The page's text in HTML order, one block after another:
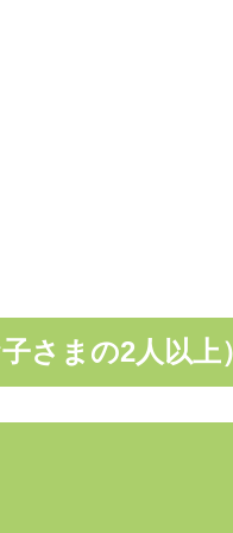
さまの2人以上